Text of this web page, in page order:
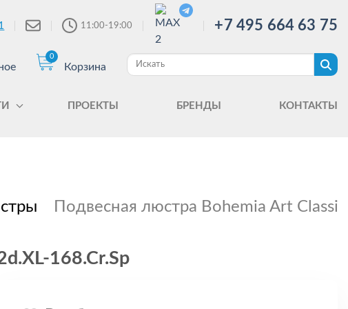
11:00-19:00 +7 495 664 63 75
0
Корзина
ПРОЕКТЫ БРЕНДЫ КОНТАКТЫ
Подвесная люстра Bohemia Art
168.Cr.Sp